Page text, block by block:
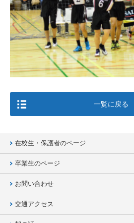
一覧に戻る
在校生・保護者のページ
卒業生のページ
お問い合わせ
交通アクセス